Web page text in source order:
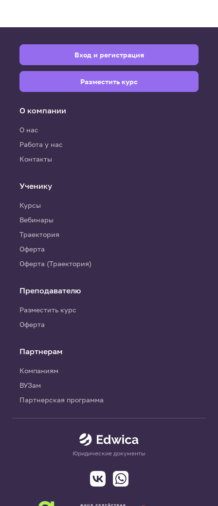
Юридические документы
О компании
О нас
Работа у нас
Контакты
Ученику
Курсы
Вебинары
Траектория
Оферта
Оферта (Траектория)
Преподавателю
Разместить курс
Оферта
Партнерам
Компаниям
ВУЗам
Партнерская программа
Вход и регистрация
Разместить курс